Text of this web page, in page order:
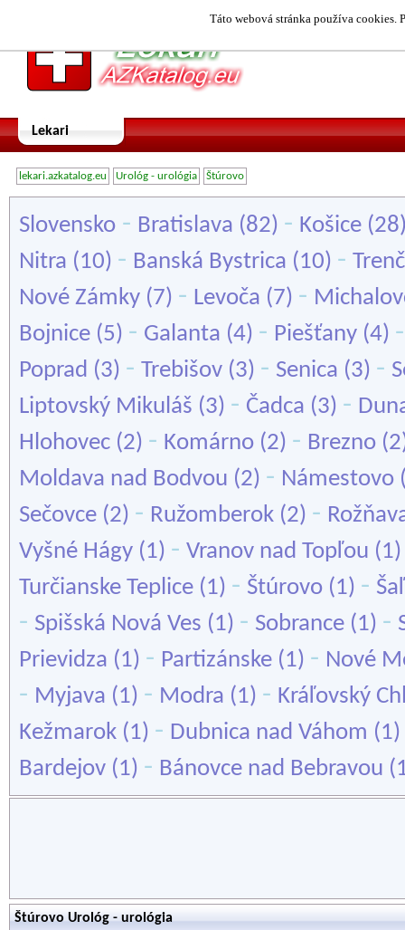
Táto webová stránka používa cookies.
Lekari
lekari.azkatalog.eu Urológ - urológia Štúrovo
Slovensko - Bratislava (82) - Košice
Nitra (10) - Banská Bystrica (10) -
Nové Zámky (7) - Levoča (7) -
Bojnice (5) - Galanta (4) - Piešťany (4)
Poprad (3) - Trebišov (3) - Senica (3) -
Liptovský Mikuláš (3) - Čadca (3) -
Hlohovec (2) - Komárno (2) - Brezno
Moldava nad Bodvou (2) - Námestovo
Sečovce (2) - Ružomberok (2) -
Vyšné Hágy (1) - Vranov nad Topľou
Turčianske Teplice (1) - Štúrovo (1) -
- Spišská Nová Ves (1) - Sobrance (1) -
Prievidza (1) - Partizánske (1) - Nové
- Myjava (1) - Modra (1) - Kráľovský
Kežmarok (1) - Dubnica nad Váhom (1)
Bardejov (1) - Bánovce nad Bebravou
Štúrovo Urológ - urológia